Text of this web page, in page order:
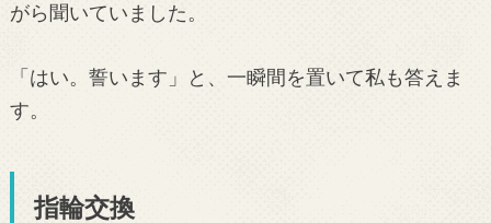
がら聞いていました。
「はい。誓います」と、一瞬間を置いて私も答えま
す。
指輪交換